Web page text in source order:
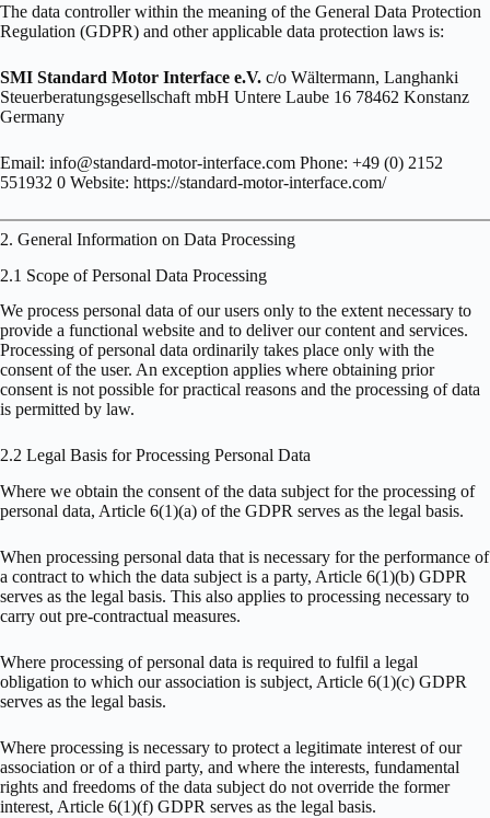
The data controller within the meaning of the General Data Protection
Regulation (GDPR) and other applicable data protection laws is:
SMI Standard Motor Interface e.V. c/o Wältermann, Langhanki
Steuerberatungsgesellschaft mbH Untere Laube 16 78462 Konstanz
Germany
Email: info@standard-motor-interface.com Phone: +49 (0) 2152
551932 0 Website: https://standard-motor-interface.com/
2. General Information on Data Processing
2.1 Scope of Personal Data Processing
We process personal data of our users only to the extent necessary to
provide a functional website and to deliver our content and services.
Processing of personal data ordinarily takes place only with the
consent of the user. An exception applies where obtaining prior
consent is not possible for practical reasons and the processing of data
is permitted by law.
2.2 Legal Basis for Processing Personal Data
Where we obtain the consent of the data subject for the processing of
personal data, Article 6(1)(a) of the GDPR serves as the legal basis.
When processing personal data that is necessary for the performance of
a contract to which the data subject is a party, Article 6(1)(b) GDPR
serves as the legal basis. This also applies to processing necessary to
carry out pre-contractual measures.
Where processing of personal data is required to fulfil a legal
obligation to which our association is subject, Article 6(1)(c) GDPR
serves as the legal basis.
Where processing is necessary to protect a legitimate interest of our
association or of a third party, and where the interests, fundamental
rights and freedoms of the data subject do not override the former
interest, Article 6(1)(f) GDPR serves as the legal basis.